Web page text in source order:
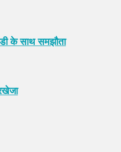
के साथ समझौता